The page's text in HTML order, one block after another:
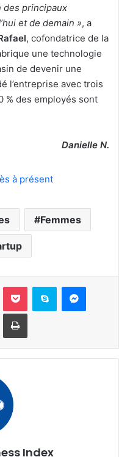
des principaux
et de demain », a
, cofondatrice de la
une technologie
de devenir une
l’entreprise avec trois
% des employés sont
Danielle N.
Femmes
Pocket Skype
par email Imprimer
Index